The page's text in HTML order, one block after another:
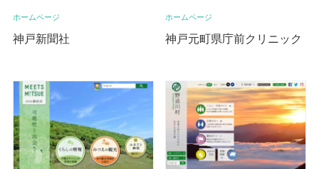
ホームページ
神戸新聞社
ホームページ
神戸元町県庁前クリニック